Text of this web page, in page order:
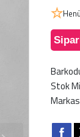
Stok